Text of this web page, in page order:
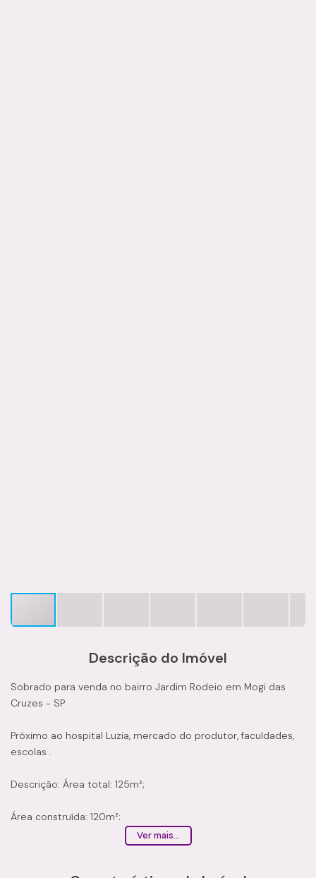
Descrição do Imóvel
Sobrado para venda no bairro Jardim Rodeio em Mogi das
Cruzes - SP
Próximo ao hospital Luzia, mercado do produtor, faculdades,
escolas .
Descrição: Área total: 125m²;
Área construída: 120m²;
Ver mais...